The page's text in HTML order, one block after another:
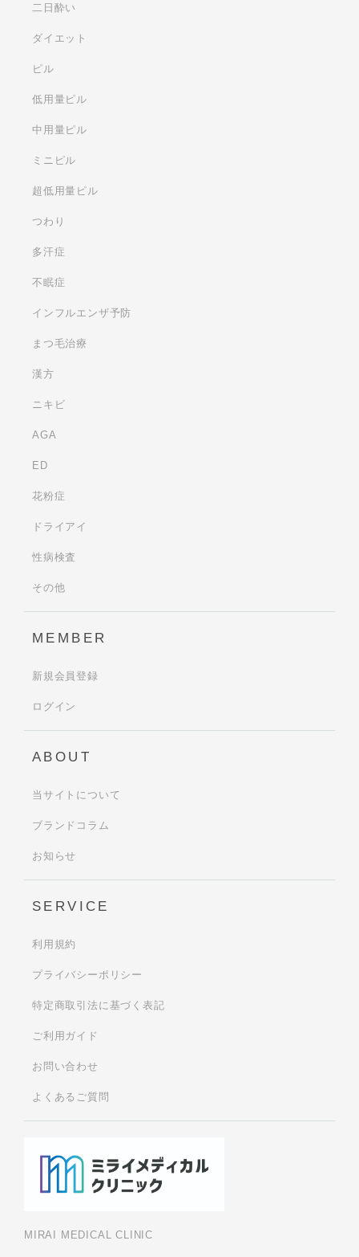
MIRAI MEDICAL CLINIC
二日酔い
ダイエット
ピル
低用量ピル
中用量ピル
ミニピル
超低用量ピル
つわり
多汗症
不眠症
インフルエンザ予防
まつ毛治療
漢方
ニキビ
AGA
ED
花粉症
ドライアイ
性病検査
その他
MEMBER
新規会員登録
ログイン
ABOUT
当サイトについて
ブランドコラム
お知らせ
SERVICE
利用規約
プライバシーポリシー
特定商取引法に基づく表記
ご利用ガイド
お問い合わせ
よくあるご質問